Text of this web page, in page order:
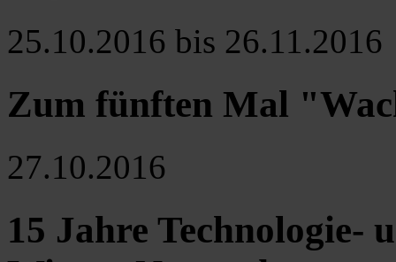
25.10.2016 bis 26.11.2016
Zum fünften Mal
27.10.2016
15 Jahre Technologie-